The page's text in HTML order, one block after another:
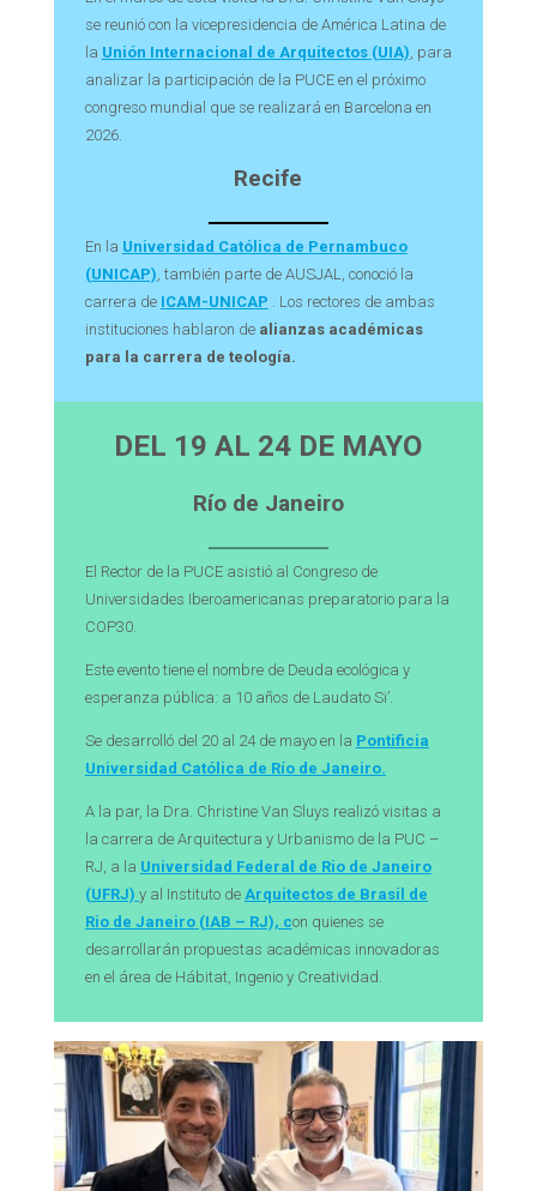
se reunió con la vicepresidencia de América Latina de
la Unión Internacional de Arquitectos (UIA) , para
analizar la participación de la PUCE en el próximo
congreso mundial que se realizará en Barcelona en
2026.
Recife
En la Universidad Católica de Pernambuco
(UNICAP) , también parte de AUSJAL, conoció la
carrera de ICAM-UNICAP . Los rectores de ambas
instituciones hablaron de alianzas académicas
para la carrera de teología.
DEL 19 AL 24 DE MAYO
Río de Janeiro
El Rector de la PUCE asistió al Congreso de
Universidades Iberoamericanas preparatorio para la
COP30.
Este evento tiene el nombre de Deuda ecológica y
esperanza pública: a 10 años de Laudato Si’.
Se desarrolló del 20 al 24 de mayo en la Pontificia
Universidad Católica de Río de Janeiro.
A la par, la Dra. Christine Van Sluys realizó visitas a
la carrera de Arquitectura y Urbanismo de la PUC –
RJ, a la Universidad Federal de Rio de Janeiro
(UFRJ) y al Instituto de Arquitectos de Brasil de
Rio de Janeiro (IAB – RJ), con quienes se
desarrollarán propuestas académicas innovadoras
en el área de Hábitat, Ingenio y Creatividad.